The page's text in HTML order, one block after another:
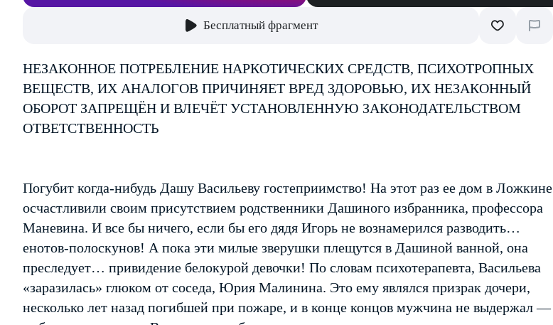
Бесплатный фрагмент
НЕЗАКОННОЕ ПОТРЕБЛЕНИЕ НАРКОТИЧЕСКИХ СРЕДСТВ, ПСИХОТРОПНЫХ
ВЕЩЕСТВ, ИХ АНАЛОГОВ ПРИЧИНЯЕТ ВРЕД ЗДОРОВЬЮ, ИХ НЕЗАКОННЫЙ
ОБОРОТ ЗАПРЕЩЁН И ВЛЕЧЁТ УСТАНОВЛЕННУЮ ЗАКОНОДАТЕЛЬСТВОМ
ОТВЕТСТВЕННОСТЬ
Погубит когда-нибудь Дашу Васильеву гостеприимство! На этот раз ее дом в Ложкине
осчастливили своим присутствием родственники Дашиного избранника, профессора
Маневина. И все бы ничего, если бы его дядя Игорь не вознамерился разводить…
енотов-полоскунов! А пока эти милые зверушки плещутся в Дашиной ванной, она
преследует… привидение белокурой девочки! По словам психотерапевта, Васильева
«заразилась» глюком от соседа, Юрия Малинина. Это ему являлся призрак дочери,
несколько лет назад погибшей при пожаре, и в конце концов мужчина не выдержал —